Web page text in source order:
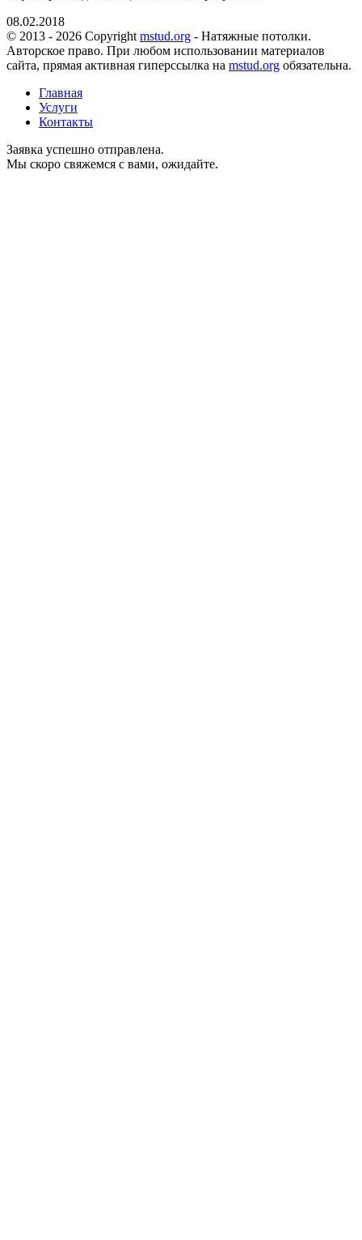
08.02.2018
© 2013 - 2026 Copyright mstud.org - Натяжные потолки.
Авторское право. При любом использовании материалов
сайта, прямая активная гиперссылка на mstud.org обязательна.
Главная
Услуги
Контакты
Заявка успешно отправлена.
Мы скоро свяжемся с вами, ожидайте.